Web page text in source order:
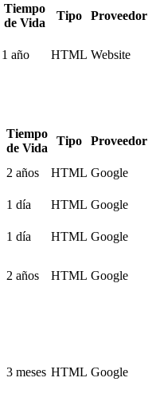
Tiempo
de Vida
Tipo Proveedor
1 año HTML Website
Tiempo
de Vida
Tipo Proveedor
2 años HTML Google
1 día HTML Google
1 día HTML Google
2 años HTML Google
3 meses HTML Google